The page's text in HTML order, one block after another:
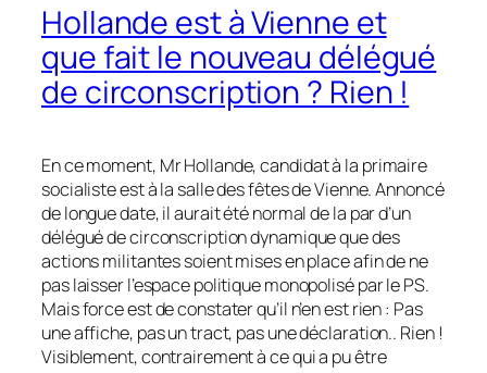
Hollande est à Vienne et
que fait le nouveau délégué
de circonscription ? Rien !
En ce moment, Mr Hollande, candidat à la primaire
socialiste est à la salle des fêtes de Vienne. Annoncé
de longue date, il aurait été normal de la par d’un
délégué de circonscription dynamique que des
actions militantes soient mises en place afin de ne
pas laisser l’espace politique monopolisé par le PS.
Mais force est de constater qu’il n’en est rien : Pas
une affiche, pas un tract, pas une déclaration.. Rien !
Visiblement, contrairement à ce qui a pu être